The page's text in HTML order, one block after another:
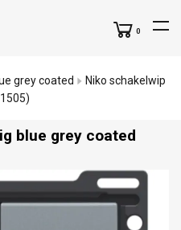
0
grey coated
Niko schakelwip
blue grey coated